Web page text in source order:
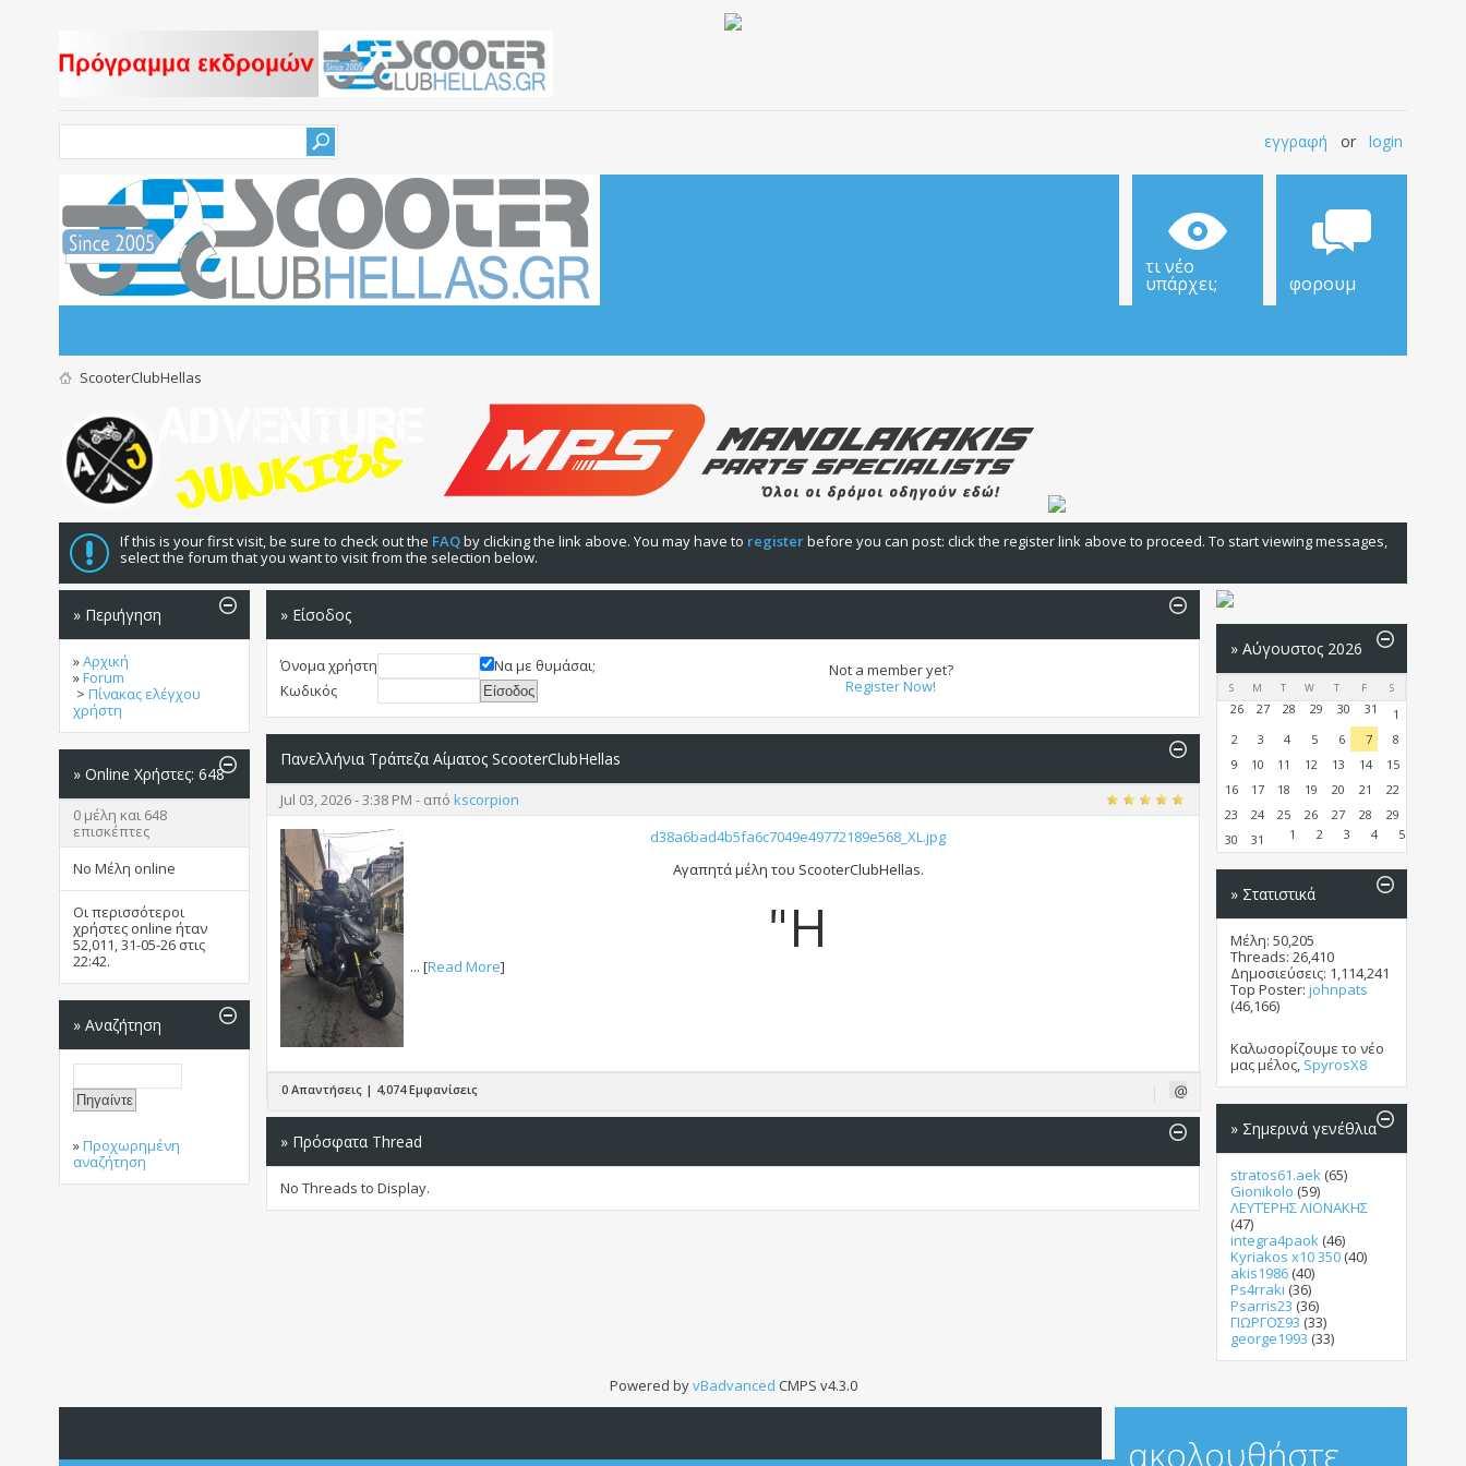
εγγραφή or login
τι νέο
υπάρχει; φορουμ
ScooterClubHellas
If this is your first visit, be sure to check out the FAQby clicking the link above. You may have to registerbefore you can post: click the register link above to proceed. To start viewing messages,
select the forum that you want to visit from the selection below.
» Περιήγηση
»Αρχική
»Forum
> Πίνακας ελέγχου
χρήστη
» Online Χρήστες: 648
0 μέλη και 648
επισκέπτες
No Μέλη online
Οι περισσότεροι
χρήστες online ήταν
52,011, 31-05-26 στις
22:42.
» Αναζήτηση
»Προχωρημένη
αναζήτηση
» Είσοδος
Όνομα χρήστη Να με θυμάσαι;
Not a member yet?
Register Now!
Κωδικός
Πανελλήνια Τράπεζα Αίματος ScooterClubHellas
Jul 03, 2026 - 3:38 PM - από kscorpion
d38a6bad4b5fa6c7049e49772189e568_XL.jpg
Αγαπητά μέλη του ScooterClubHellas.
"Η
... [Read More]
0 Απαντήσεις | 4,074 Εμφανίσεις
» Πρόσφατα Thread
No Threads to Display.
» Αύγουστος 2026
S M T W T F S
26 27 28 29 30 31
1
2
3 4 5 6 7
8
9
10 11 12 13 14
15
16
17 18 19 20 21
22
23
24 25 26 27 28
29
30
31 1 2 3 4 5
» Στατιστικά
Μέλη: 50,205
Threads: 26,410
Δημοσιεύσεις: 1,114,241
Top Poster: johnpats
(46,166)
Καλωσορίζουμε το νέο
μας μέλος, SpyrosX8
» Σημερινά γενέθλια
stratos61.aek (65)
Gionikolo (59)
ΛΕΥΤΈΡΗΣ ΛΙΟΝΑΚΗΣ
(47)
integra4paok (46)
Kyriakos x10 350 (40)
akis1986 (40)
Ps4rraki (36)
Psarris23 (36)
ΓΙΩΡΓΟΣ93 (33)
george1993 (33)
Powered byvBadvanced CMPS v4.3.0
ακολουθήστε